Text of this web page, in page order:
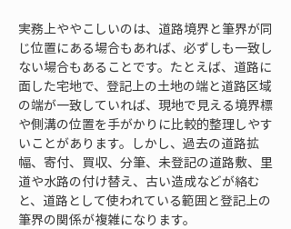
実務上ややこしいのは、道路境界と筆界が同
じ位置にある場合もあれば、必ずしも一致し
ない場合もあることです。たとえば、道路に
面した宅地で、登記上の土地の端と道路区域
の端が一致していれば、現地で見える境界標
や側溝の位置を手がかりに比較的整理しやす
いことがあります。しかし、過去の道路拡
幅、寄付、買収、分筆、未登記の道路敷、里
道や水路の付け替え、古い造成などが絡む
と、道路として使われている範囲と登記上の
筆界の関係が複雑になります。